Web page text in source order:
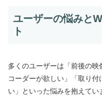
ユーザーの悩みと
ト
多くのユーザーは「前後の
コーダーが欲しい」「取り
い」といった悩みを抱えてい